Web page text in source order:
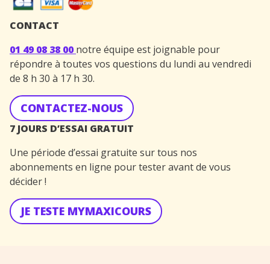
CONTACT
01 49 08 38 00 notre équipe est joignable pour
répondre à toutes vos questions du lundi au vendredi
de 8 h 30 à 17 h 30.
CONTACTEZ-NOUS
7 JOURS D’ESSAI GRATUIT
Une période d’essai gratuite sur tous nos
abonnements en ligne pour tester avant de vous
décider !
JE TESTE MYMAXICOURS